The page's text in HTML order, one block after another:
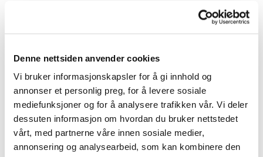
Denne nettsiden anvender cookies
Vi bruker informasjonskapsler for å gi innhold og
annonser et personlig preg, for å levere sosiale
mediefunksjoner og for å analysere trafikken vår. Vi deler
dessuten informasjon om hvordan du bruker nettstedet
vårt, med partnerne våre innen sosiale medier,
annonsering og analysearbeid, som kan kombinere den